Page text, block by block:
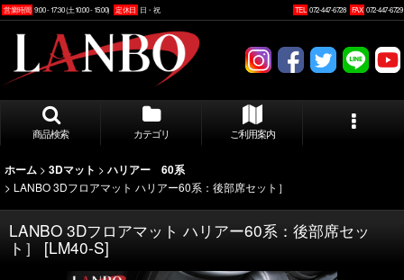
営業時間 9:00 - 17:30 (土10:00 - 15:00) 定休日 日・祝 TEL 072-447-6728 FAX 072-447-6729
商品検索 カテゴリ ご利用案内
ホーム > 3Dマット > ハリアー 60系
> LANBO 3Dフロアマット ハリアー60系：後部席セット］
LANBO 3Dフロアマット ハリアー60系：後部席セッ
ト］ [LM40-S]